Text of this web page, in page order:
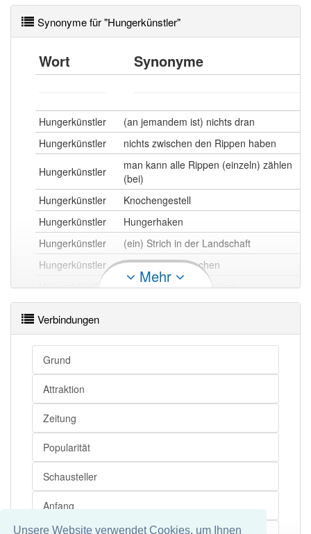
Unsere Website verwendet Cookies, um Ihnen
Synonyme für "Hungerkünstler"
Wort Synonyme
Hungerkünstler
(an jemandem ist) nichts dran
Hungerkünstler
nichts zwischen den Rippen haben
Hungerkünstler
man kann alle Rippen (einzeln) zählen
(bei)
Hungerkünstler
Knochengestell
Hungerkünstler
Hungerhaken
Hungerkünstler
(ein) Strich in der Landschaft
Hungerkünstler
(ein) Haufen Knochen
Hungerkünstler
(ein) wandelndes Gerippe
Hungerkünstler
Hungerkünstler openthesaurus
Mehr
Verbindungen
Grund
Attraktion
Zeitung
Popularität
Schausteller
Anfang